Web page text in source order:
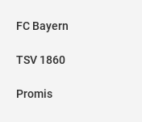
FC Bayern
TSV 1860
Promis